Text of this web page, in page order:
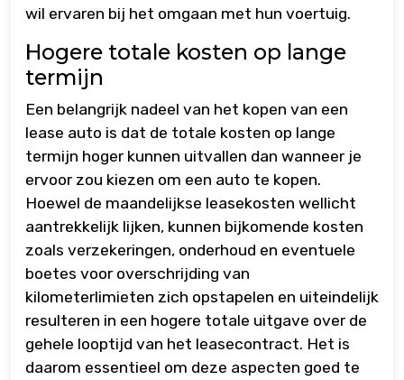
wil ervaren bij het omgaan met hun voertuig.
Hogere totale kosten op lange
termijn
Een belangrijk nadeel van het kopen van een
lease auto is dat de totale kosten op lange
termijn hoger kunnen uitvallen dan wanneer je
ervoor zou kiezen om een auto te kopen.
Hoewel de maandelijkse leasekosten wellicht
aantrekkelijk lijken, kunnen bijkomende kosten
zoals verzekeringen, onderhoud en eventuele
boetes voor overschrijding van
kilometerlimieten zich opstapelen en uiteindelijk
resulteren in een hogere totale uitgave over de
gehele looptijd van het leasecontract. Het is
daarom essentieel om deze aspecten goed te